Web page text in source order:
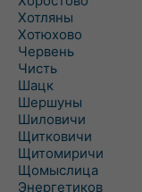
Хотляны
Хотюхово
Червень
Чисть
Шацк
Шершуны
Шиловичи
Щитковичи
Щитомиричи
Щомыслица
Энергетиков